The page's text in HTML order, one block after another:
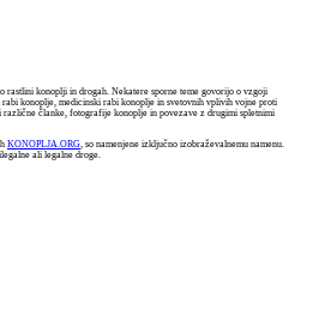
rastlini konoplji in drogah. Nekatere sporne teme govorijo o vzgoji
konoplje, medicinski rabi konoplje in svetovnih vplivih vojne proti
različne članke, fotografije konoplje in povezave z drugimi spletnimi
KONOPLJA.ORG, so namenjene izključno izobraževalnemu namenu.
ali legalne droge.